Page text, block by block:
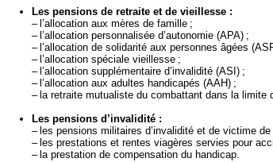
Les pensions de retraite et de vieillesse :
– l’allocation aux mères de famille ;
– l’allocation personnalisée d’autonomie (APA) ;
– l’allocation de solidarité aux personnes âgées
– l’allocation spéciale vieillesse ;
– l’allocation supplémentaire d’invalidité (ASI) ;
– l’allocation aux adultes handicapés (AAH) ;
– la retraite mutualiste du combattant dans la limite
Les pensions d’invalidité :
– les pensions militaires d’invalidité et de victime de
– les prestations et rentes viagères servies pour
– la prestation de compensation du handicap.